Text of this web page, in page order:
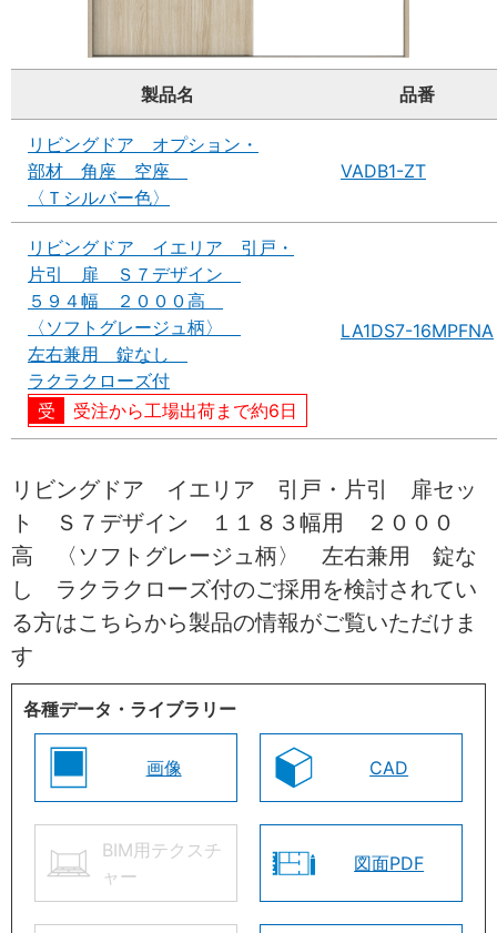
製品名 品番
リビングドア オプション・
部材 角座 空座
〈Ｔシルバー色〉
VADB1-ZT
リビングドア イエリア 引戸・
片引 扉 Ｓ７デザイン
５９４幅 ２０００高
〈ソフトグレージュ柄〉
左右兼用 錠なし
ラクラクローズ付
受注から工場出荷まで約6日
LA1DS7-16MPFNA
リビングドア イエリア 引戸・片引 扉セッ
ト Ｓ７デザイン １１８３幅用 ２０００
高 〈ソフトグレージュ柄〉 左右兼用 錠な
し ラクラクローズ付のご採用を検討されてい
る方はこちらから製品の情報がご覧いただけま
す
各種データ・ライブラリー
画像 CAD
BIM用テクスチ
ャー
図面PDF